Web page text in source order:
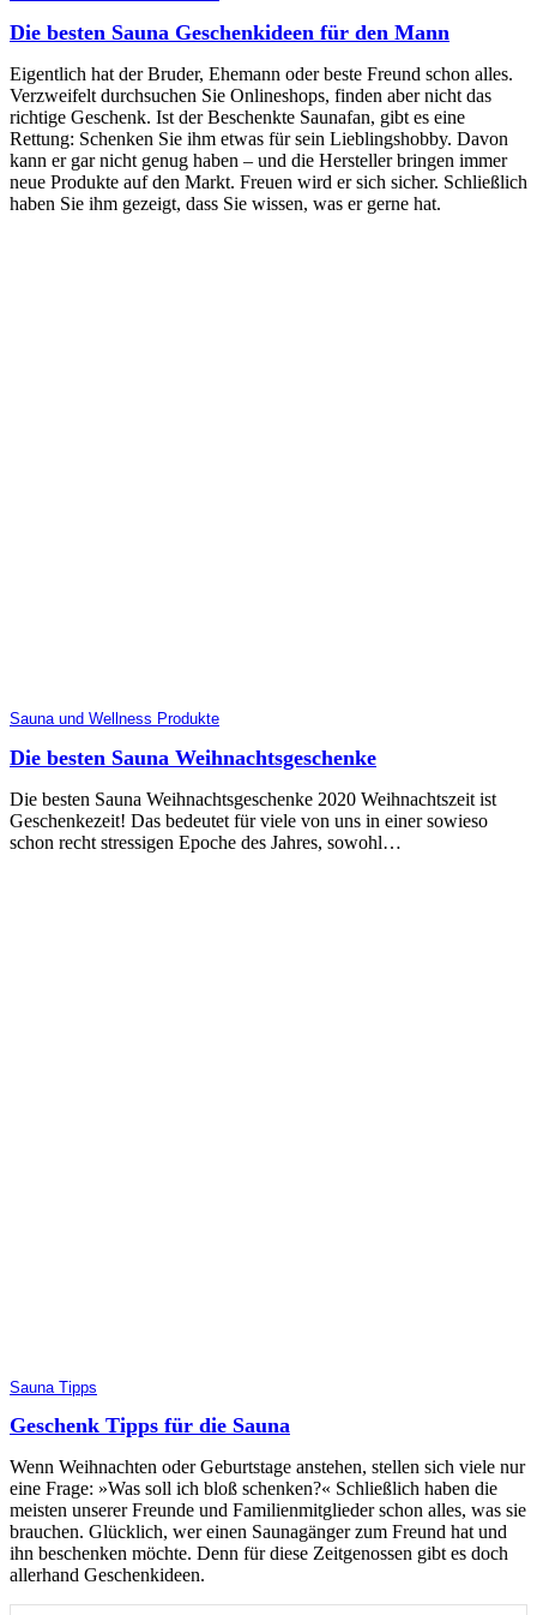
Die besten Sauna Geschenkideen für den Mann
Eigentlich hat der Bruder, Ehemann oder beste Freund schon alles.
Verzweifelt durchsuchen Sie Onlineshops, finden aber nicht das
richtige Geschenk. Ist der Beschenkte Saunafan, gibt es eine
Rettung: Schenken Sie ihm etwas für sein Lieblingshobby. Davon
kann er gar nicht genug haben – und die Hersteller bringen immer
neue Produkte auf den Markt. Freuen wird er sich sicher. Schließlich
haben Sie ihm gezeigt, dass Sie wissen, was er gerne hat.
Sauna und Wellness Produkte
Die besten Sauna Weihnachtsgeschenke
Die besten Sauna Weihnachtsgeschenke 2020 Weihnachtszeit ist
Geschenkezeit! Das bedeutet für viele von uns in einer sowieso
schon recht stressigen Epoche des Jahres, sowohl…
Sauna Tipps
Geschenk Tipps für die Sauna
Wenn Weihnachten oder Geburtstage anstehen, stellen sich viele nur
eine Frage: »Was soll ich bloß schenken?« Schließlich haben die
meisten unserer Freunde und Familienmitglieder schon alles, was sie
brauchen. Glücklich, wer einen Saunagänger zum Freund hat und
ihn beschenken möchte. Denn für diese Zeitgenossen gibt es doch
allerhand Geschenkideen.